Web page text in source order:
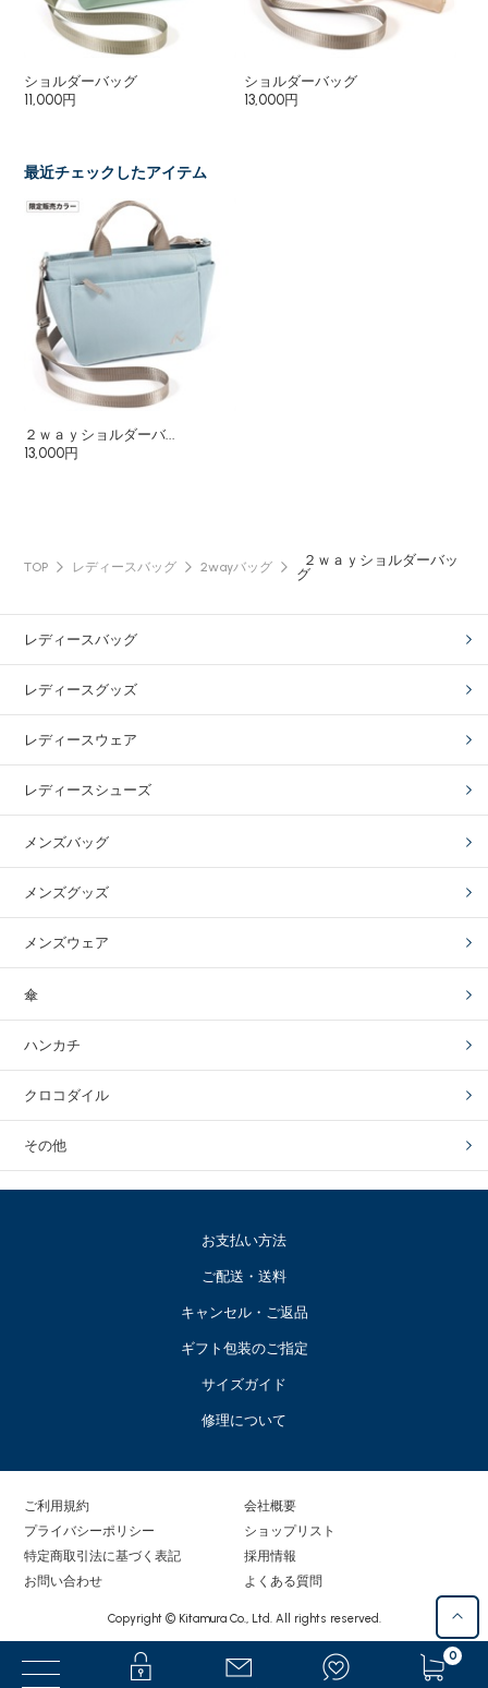
0
ショルダーバッグ
11,000円
ショルダーバッグ
13,000円
最近チェックしたアイテム
２ｗａｙショルダーバ...
13,000円
TOP レディースバッグ 2wayバッグ
２ｗａｙショルダーバッ
グ
レディースバッグ
レディースグッズ
レディースウェア
レディースシューズ
メンズバッグ
メンズグッズ
メンズウェア
傘
ハンカチ
クロコダイル
その他
お支払い方法
ご配送・送料
キャンセル・ご返品
ギフト包装のご指定
サイズガイド
修理について
ご利用規約
プライバシーポリシー
特定商取引法に基づく表記
お問い合わせ
会社概要
ショップリスト
採用情報
よくある質問
Copyright © Kitamura Co., Ltd. All rights reserved.